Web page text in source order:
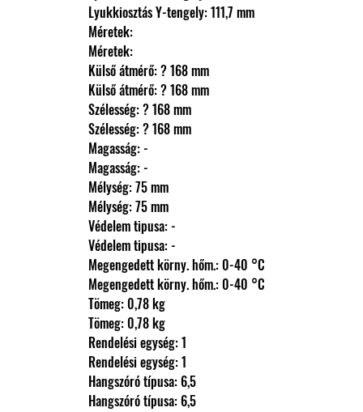
                Lyukkiosztás Y-tengely: 111,7 mm
                Méretek:
                Méretek:
                Külső átmérő: ? 168 mm
                Külső átmérő: ? 168 mm
                Szélesség: ? 168 mm
                Szélesség: ? 168 mm
                Magasság: -
                Magasság: -
                Mélység: 75 mm
                Mélység: 75 mm
                Védelem tipusa: -
                Védelem tipusa: -
                Megengedett körny. hőm.: 0-40 °C
                Megengedett körny. hőm.: 0-40 °C
                Tömeg: 0,78 kg
                Tömeg: 0,78 kg
                Rendelési egység: 1
                Rendelési egység: 1
                Hangszóró típusa: 6,5
                Hangszóró típusa: 6,5